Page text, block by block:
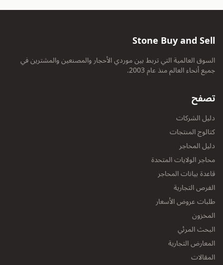
Stone Buy and Sell
السوق العالمية التي تربط بين موردي الأحجار والمصنعين والمشترين في
جميع أنحاء العالم منذ عام 2003.
تصفح
دليل الشركات
كتالوج المنتجات
دليل المحاجر
محاجر الولايات المتحدة
قاعدة بيانات المحاجر
الفرص التجارية
طلبات عروض الأسعار
المخزون
البحث المرئي
المعارض التجارية
المقالات